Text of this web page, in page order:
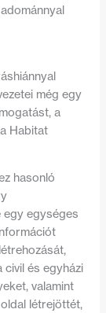
még egy
a
Habitat
hasonló
egy egységes
civil és egyházi
valamint
létrejöttét,